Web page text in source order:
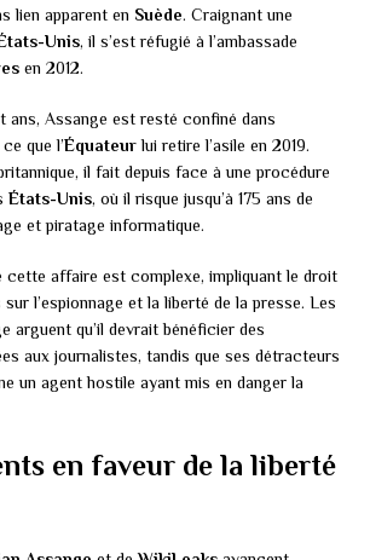
lien apparent en Suède. Craignant une
Unis, il s’est réfugié à l’ambassade
en 2012.
ans, Assange est resté confiné dans
que l’Équateurlui retire l’asile en 2019.
il fait depuis face à une procédure
États-Unis, où il risque jusqu’à 175 ans de
et piratage informatique.
cette affaire est complexe, impliquant le droit
l’espionnage et la liberté de la presse. Les
arguent qu’il devrait bénéficier des
aux journalistes, tandis que ses détracteurs
un agent hostile ayant mis en danger la
en faveur de la liberté